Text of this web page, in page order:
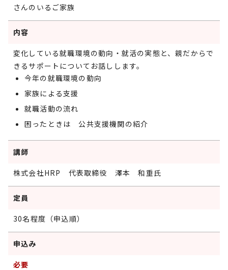
さんのいるご家族
内容
変化している就職環境の動向・就活の実態と、親だからで
きるサポートについてお話しします。
今年の就職環境の動向
家族による支援
就職活動の流れ
困ったときは 公共支援機関の紹介
講師
株式会社HRP 代表取締役 澤本 和重氏
定員
30名程度（申込順）
申込み
必要